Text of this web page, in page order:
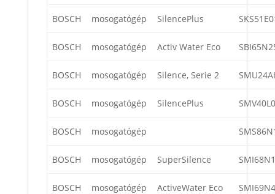
BOSCH mosogatógép SilencePlus
BOSCH mosogatógép Activ Water Eco
BOSCH mosogatógép Silence, Serie 2
BOSCH mosogatógép SilencePlus
BOSCH mosogatógép
BOSCH mosogatógép SuperSilence
BOSCH mosogatógép ActiveWater Eco